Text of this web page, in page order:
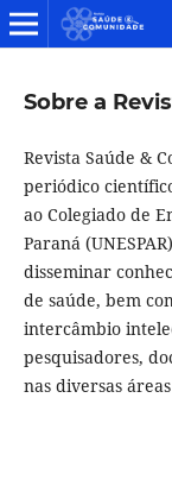
Sobre a
Revista Saúde &
periódico
ao Colegiado de
Paraná
disseminar
de saúde, bem
intercâmbio
pesquisadores,
nas diversas